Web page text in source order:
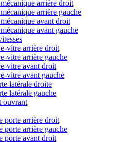
arrière droit
arrière gauche
avant droit
avant gauche
vitre arrière droit
vitre arrière gauche
vitre avant droit
vitre avant gauche
latérale droite
latérale gauche
ouvrant
porte arrière droit
porte arrière gauche
porte avant droit